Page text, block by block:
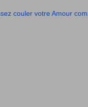
couler votre Amour